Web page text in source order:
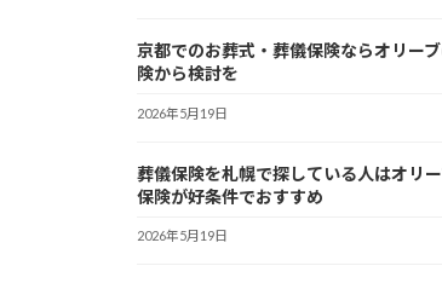
京都でのお葬式・葬儀保険ならオリー
険から検討を
2026年5月19日
葬儀保険を札幌で探している人はオリ
保険が好条件でおすすめ
2026年5月19日